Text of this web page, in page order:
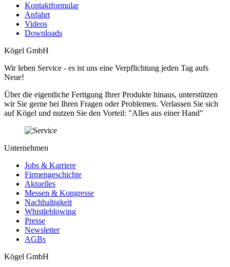
Kontaktformular
Anfahrt
Videos
Downloads
Kögel GmbH
Wir leben Service - es ist uns eine Verpflichtung jeden Tag aufs
Neue!
Über die eigentliche Fertigung Ihrer Produkte hinaus, unterstützen
wir Sie gerne bei Ihren Fragen oder Problemen. Verlassen Sie sich
auf Kögel und nutzen Sie den Vorteil: "Alles aus einer Hand"
Unternehmen
Jobs & Karriere
Firmengeschichte
Aktuelles
Messen & Kongresse
Nachhaltigkeit
Whistleblowing
Presse
Newsletter
AGBs
Kögel GmbH